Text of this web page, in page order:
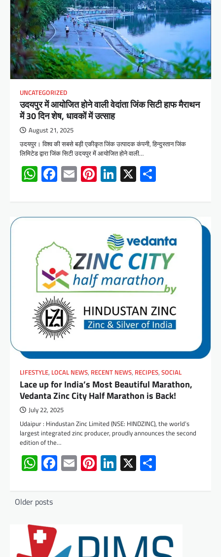
UNCATEGORIZED
उदयपुर में आयोजित होने वाली वेदांता जिंक सिटी हाफ मैराथन
में 30 दिन शेष, धावकों में उत्साह
August 21, 2025
उदयपुर। विश्व की सबसे बड़ी एकीकृत जिंक उत्पादक कंपनी, हिन्दुस्तान जिंक
लिमिटेड द्वारा जिंक सिटी उदयपुर में आयोजित होने वाली…
WhatsApp
Facebook
EmailPinterest
LinkedIn
X
LIFESTYLE, LOCAL NEWS, RECENT NEWS, RECIPES, SOCIAL
Lace up for India’s Most Beautiful Marathon,
Vedanta Zinc City Half Marathon is Back!
July 22, 2025
Udaipur : Hindustan Zinc Limited (NSE: HINDZINC), the world’s
largest integrated zinc producer, proudly announces the second
edition of the…
WhatsApp
Facebook
EmailPinterest
LinkedIn
X
Posts
Older posts